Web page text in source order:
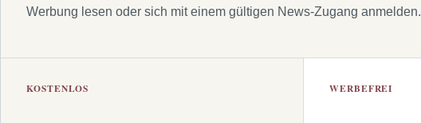
Werbung lesen oder sich mit einem gültigen News-Zugang anmelden.
KOSTENLOS WERBEFREI